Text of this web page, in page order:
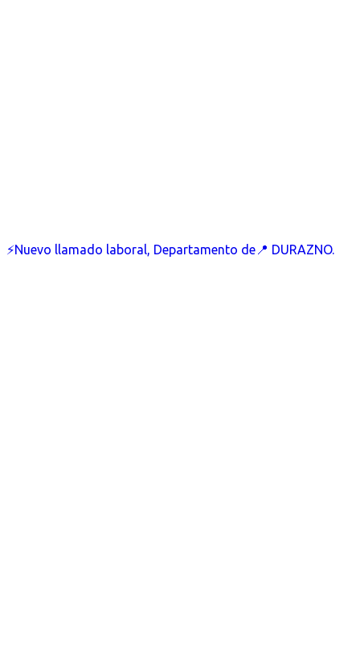
⚡Nuevo llamado laboral, Departamento de📍 DURAZNO.